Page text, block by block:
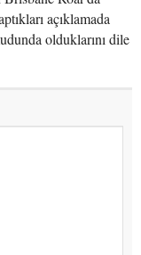
açıklamada
olduklarını dile